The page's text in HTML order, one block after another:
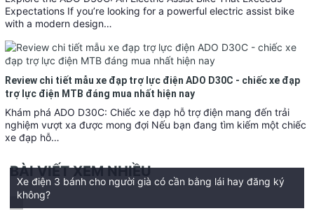
Expectations If you’re looking for a powerful electric assist bike
with a modern design…
Review chi tiết mẫu xe đạp trợ lực điện ADO D30C - chiếc xe đạp
trợ lực điện MTB đáng mua nhất hiện nay
Khám phá ADO D30C: Chiếc xe đạp hỗ trợ điện mang đến trải
nghiệm vượt xa được mong đợi Nếu bạn đang tìm kiếm một chiếc
xe đạp hỗ…
BÀI VIẾT XEM NHIỀU
Xe điện 3 bánh cho người già có cần bằng lái hay đăng ký
không?